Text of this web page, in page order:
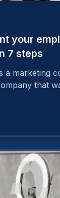
your
7 steps
a marketing
that
brand
magic wand